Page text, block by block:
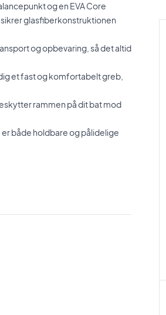
og en EVA Core
glasfiberkonstruktionen
og opbevaring, så det altid
et fast og komfortabelt greb,
rammen på dit bat mod
både holdbare og pålidelige